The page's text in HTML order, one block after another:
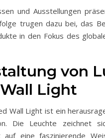
und Ausstellungen
trugen dazu bei, das
in den Fokus des
von
Light
Wall Light ist ein
Die Leuchte zeichnet
eine faszinierende